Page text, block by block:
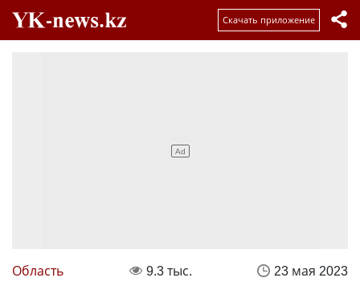
Скачать приложение
Область 9.3 тыс. 23 мая 2023